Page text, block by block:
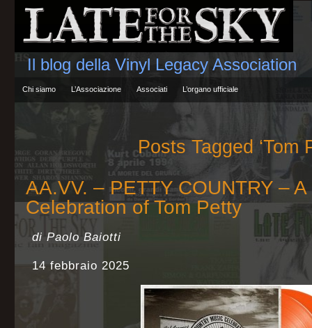
Il blog della Vinyl Legacy Association
Chi siamo L’Associazione Associati L’organo ufficiale
Posts Tagged ‘Tom
AA.VV. – PETTY COUNTRY –
Celebration of Tom Petty
di Paolo Baiotti
14 febbraio 2025